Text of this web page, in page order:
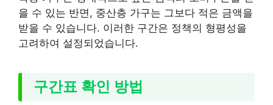
을 수 있는 반면, 중산층 가구는 그보다 적은 금액을
받을 수 있습니다. 이러한 구간은 정책의 형평성을
고려하여 설정되었습니다.
구간표 확인 방법